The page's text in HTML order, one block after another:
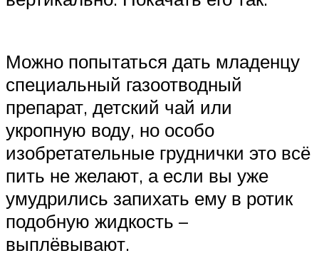
Можно попытаться дать младенцу
специальный газоотводный
препарат, детский чай или
укропную воду, но особо
изобретательные груднички это всё
пить не желают, а если вы уже
умудрились запихать ему в ротик
подобную жидкость –
выплёвывают.